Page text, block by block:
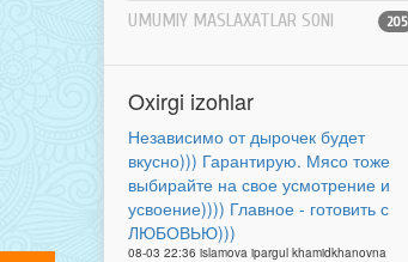
UMUMIY MASLAXATLAR SONI 205
Oxirgi izohlar
Независимо от дырочек будет
вкусно))) Гарантирую. Мясо тоже
выбирайте на свое усмотрение и
усвоение)))) Главное - готовить с
ЛЮБОВЬЮ)))
08-03 22:36 islamova ipargul khamidkhanovna